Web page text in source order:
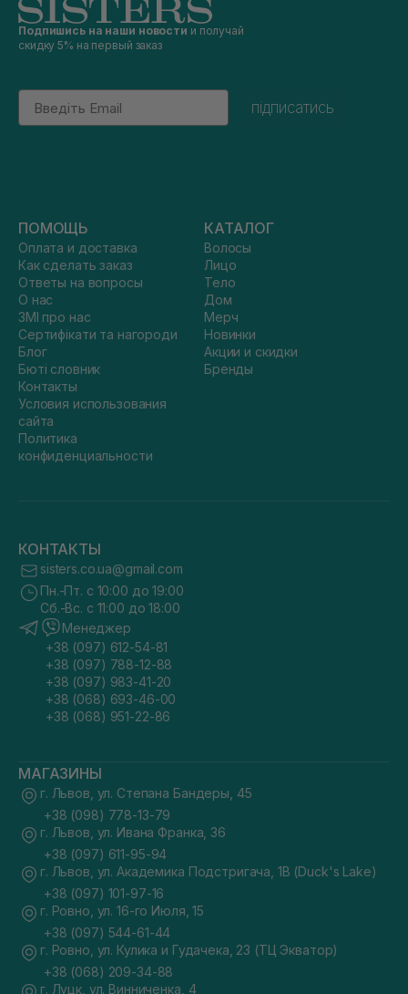
Подпишись на наши новости и получай
скидку 5% на первый заказ
Email
підписатись
ПОМОЩЬ
Оплата и доставка
Как сделать заказ
Ответы на вопросы
О нас
ЗМІ про нас
Сертифікати та нагороди
Блог
Бюті словник
Контакты
Условия использования
сайта
Политика
конфиденциальности
КАТАЛОГ
Волосы
Лицо
Тело
Дом
Мерч
Новинки
Акции и скидки
Бренды
КОНТАКТЫ
sisters.co.ua@gmail.com
Пн.-Пт. с 10:00 до 19:00
Сб.-Вс. с 11:00 до 18:00
Менеджер
+38 (097) 612-54-81
+38 (097) 788-12-88
+38 (097) 983-41-20
+38 (068) 693-46-00
+38 (068) 951-22-86
МАГАЗИНЫ
г. Львов, ул. Степана Бандеры, 45
+38 (098) 778-13-79
г. Львов, ул. Ивана Франка, 36
+38 (097) 611-95-94
г. Львов, ул. Академика Подстригача, 1В (Duck's Lake)
+38 (097) 101-97-16
г. Ровно, ул. 16-го Июля, 15
+38 (097) 544-61-44
г. Ровно, ул. Кулика и Гудачека, 23 (ТЦ Экватор)
+38 (068) 209-34-88
г. Луцк, ул. Винниченка, 4